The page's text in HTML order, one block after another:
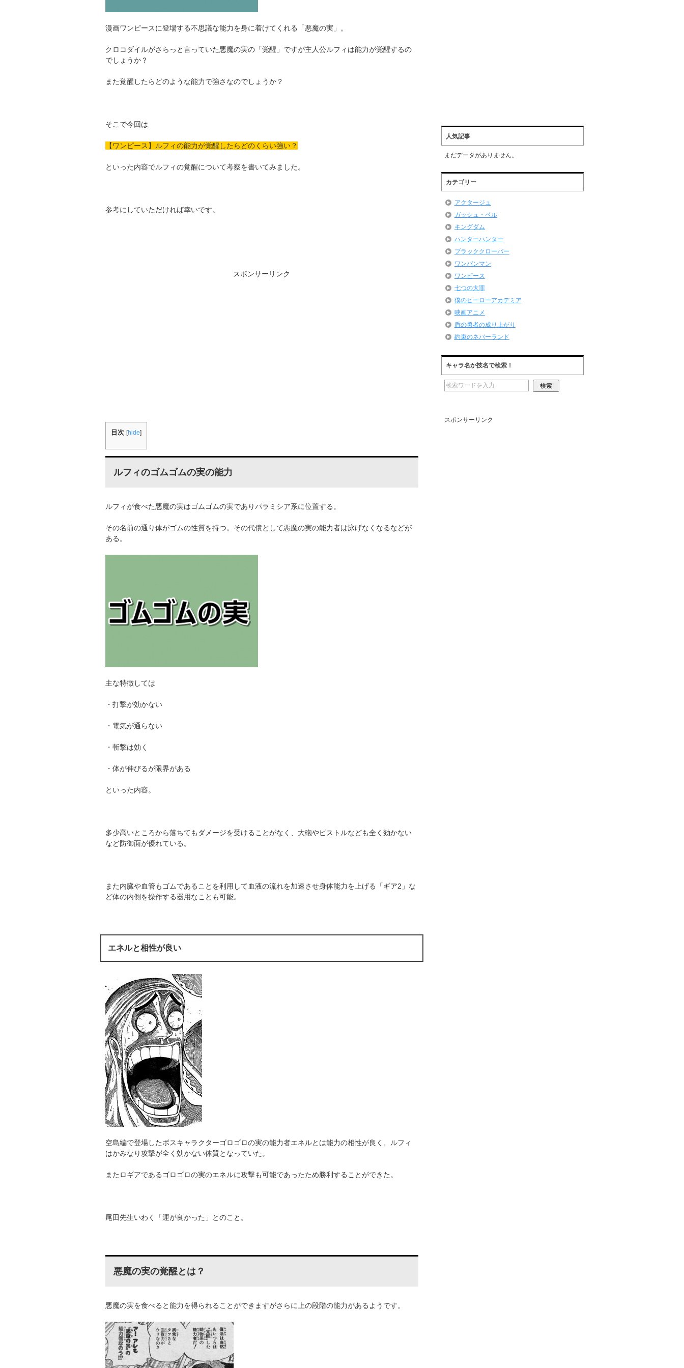
漫画ワンピースに登場する不思議な能力を身に着けてくれる「悪魔の実」。
クロコダイルがさらっと言っていた悪魔の実の「覚醒」ですが主人公ルフィは能力が覚醒するの
でしょうか？
また覚醒したらどのような能力で強さなのでしょうか？
そこで今回は
【ワンピース】ルフィの能力が覚醒したらどのくらい強い？
といった内容でルフィの覚醒について考察を書いてみました。
参考にしていただければ幸いです。
スポンサーリンク
目次 [hide]
ルフィのゴムゴムの実の能力
ルフィが食べた悪魔の実はゴムゴムの実でありパラミシア系に位置する。
その名前の通り体がゴムの性質を持つ。その代償として悪魔の実の能力者は泳げなくなるなどが
ある。
主な特徴しては
・打撃が効かない
・電気が通らない
・斬撃は効く
・体が伸びるが限界がある
といった内容。
多少高いところから落ちてもダメージを受けることがなく、大砲やピストルなども全く効かない
など防御面が優れている。
また内臓や血管もゴムであることを利用して血液の流れを加速させ身体能力を上げる「ギア2」な
ど体の内側を操作する器用なことも可能。
エネルと相性が良い
空島編で登場したボスキャラクターゴロゴロの実の能力者エネルとは能力の相性が良く、ルフィ
はかみなり攻撃が全く効かない体質となっていた。
またロギアであるゴロゴロの実のエネルに攻撃も可能であったため勝利することができた。
尾田先生いわく「運が良かった」とのこと。
悪魔の実の覚醒とは？
悪魔の実を食べると能力を得られることができますがさらに上の段階の能力があるようです。
人気記事
まだデータがありません。
カテゴリー
アクタージュ
ガッシュ・ベル
キングダム
ハンターハンター
ブラッククローバー
ワンパンマン
ワンピース
七つの大罪
僕のヒーローアカデミア
映画アニメ
盾の勇者の成り上がり
約束のネバーランド
キャラ名か技名で検索！
スポンサーリンク